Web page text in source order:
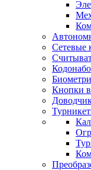
Сетевые
Кнопки